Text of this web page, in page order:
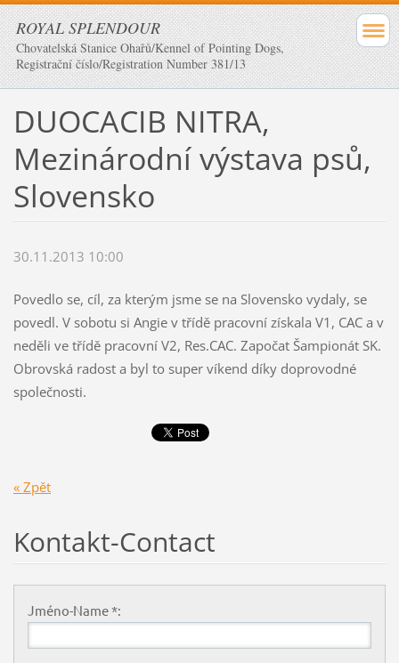
ROYAL SPLENDOUR
Chovatelská Stanice Ohařů/Kennel of Pointing Dogs,
Registrační číslo/Registration Number 381/13
DUOCACIB NITRA,
Mezinárodní výstava psů,
Slovensko
30.11.2013 10:00
Povedlo se, cíl, za kterým jsme se na Slovensko vydaly, se
povedl. V sobotu si Angie v třídě pracovní získala V1, CAC a v
neděli ve třídě pracovní V2, Res.CAC. Započat Šampionát SK.
Obrovská radost a byl to super víkend díky doprovodné
společnosti.
« Zpět
Kontakt-Contact
Jméno-Name *: